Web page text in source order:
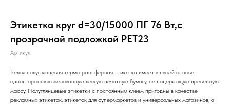
Этикетка круг d=30/15000 ПГ 76 Вт,с
прозрачной подложкой PET23
Артикул:
Белая полуглянцевая термотрансферная этикетка имеет в своей основе
одностороннюю мелованную легкую печатную бумагу, не содержащую древесную
массу. Полуглянцевые этикетки с постоянным клеем пригодны в качестве
рекламных этикеток, этикеток для супермаркетов и универсальных магазинов, а